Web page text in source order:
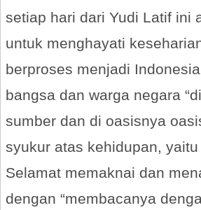
setiap hari dari Yudi Latif ini
untuk menghayati
berproses menjadi
bangsa dan warga negara
sumber dan di oasisnya
syukur atas kehidupan, yaitu
Selamat memaknai dan
dengan “membacanya